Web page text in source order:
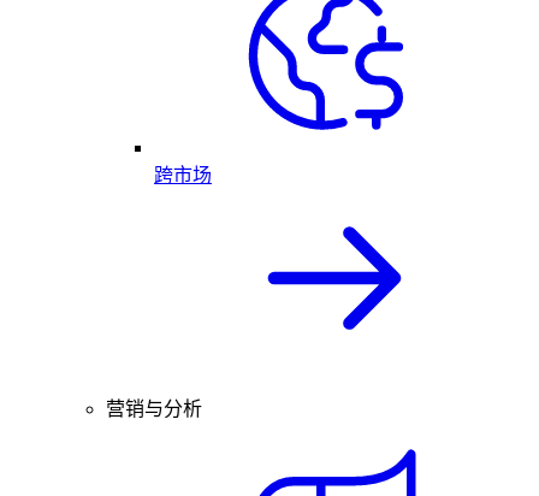
跨市场
营销与分析